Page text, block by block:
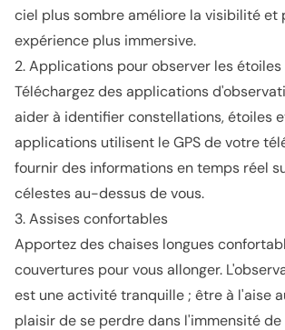
ciel plus sombre améliore la visibilité et
expérience plus immersive.
2. Applications pour observer les étoiles
Téléchargez des applications
aider à identifier constellations, étoiles
applications utilisent le GPS de votre
fournir des informations en temps réel
célestes au-dessus de vous.
3. Assises confortables
Apportez des chaises longues
couvertures pour vous allonger.
est une activité tranquille ; être à l'aise
plaisir de se perdre dans l'immensité de